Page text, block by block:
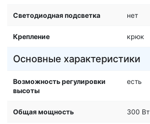
Светодиодная подсветка нет
Крепление крюк
Основные характеристики
Возможность регулировки
высоты
есть
Общая мощность 300 Вт